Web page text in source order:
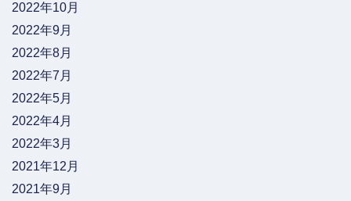
2022年10月
2022年9月
2022年8月
2022年7月
2022年5月
2022年4月
2022年3月
2021年12月
2021年9月